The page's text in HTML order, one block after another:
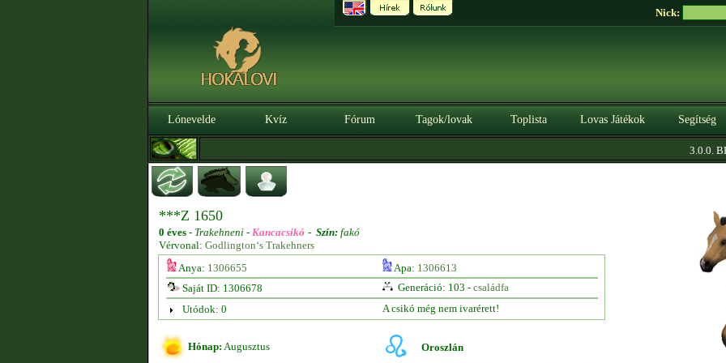
Nick:
Lónevelde Kvíz Fórum Tagok/lovak Toplista Lovas Játékok Segítség
3.0.0.
***Z 1650
0 éves - Trakehneni - Kancacsikó - Szín: fakó
Vérvonal: Godlington‘s Trakehners
Anya: 1306655 Apa: 1306613
Saját ID: 1306678
Generáció: 103 - családfa
Utódok: 0
A csikó még nem ivarérett!
Hónap: Augusztus Oroszlán